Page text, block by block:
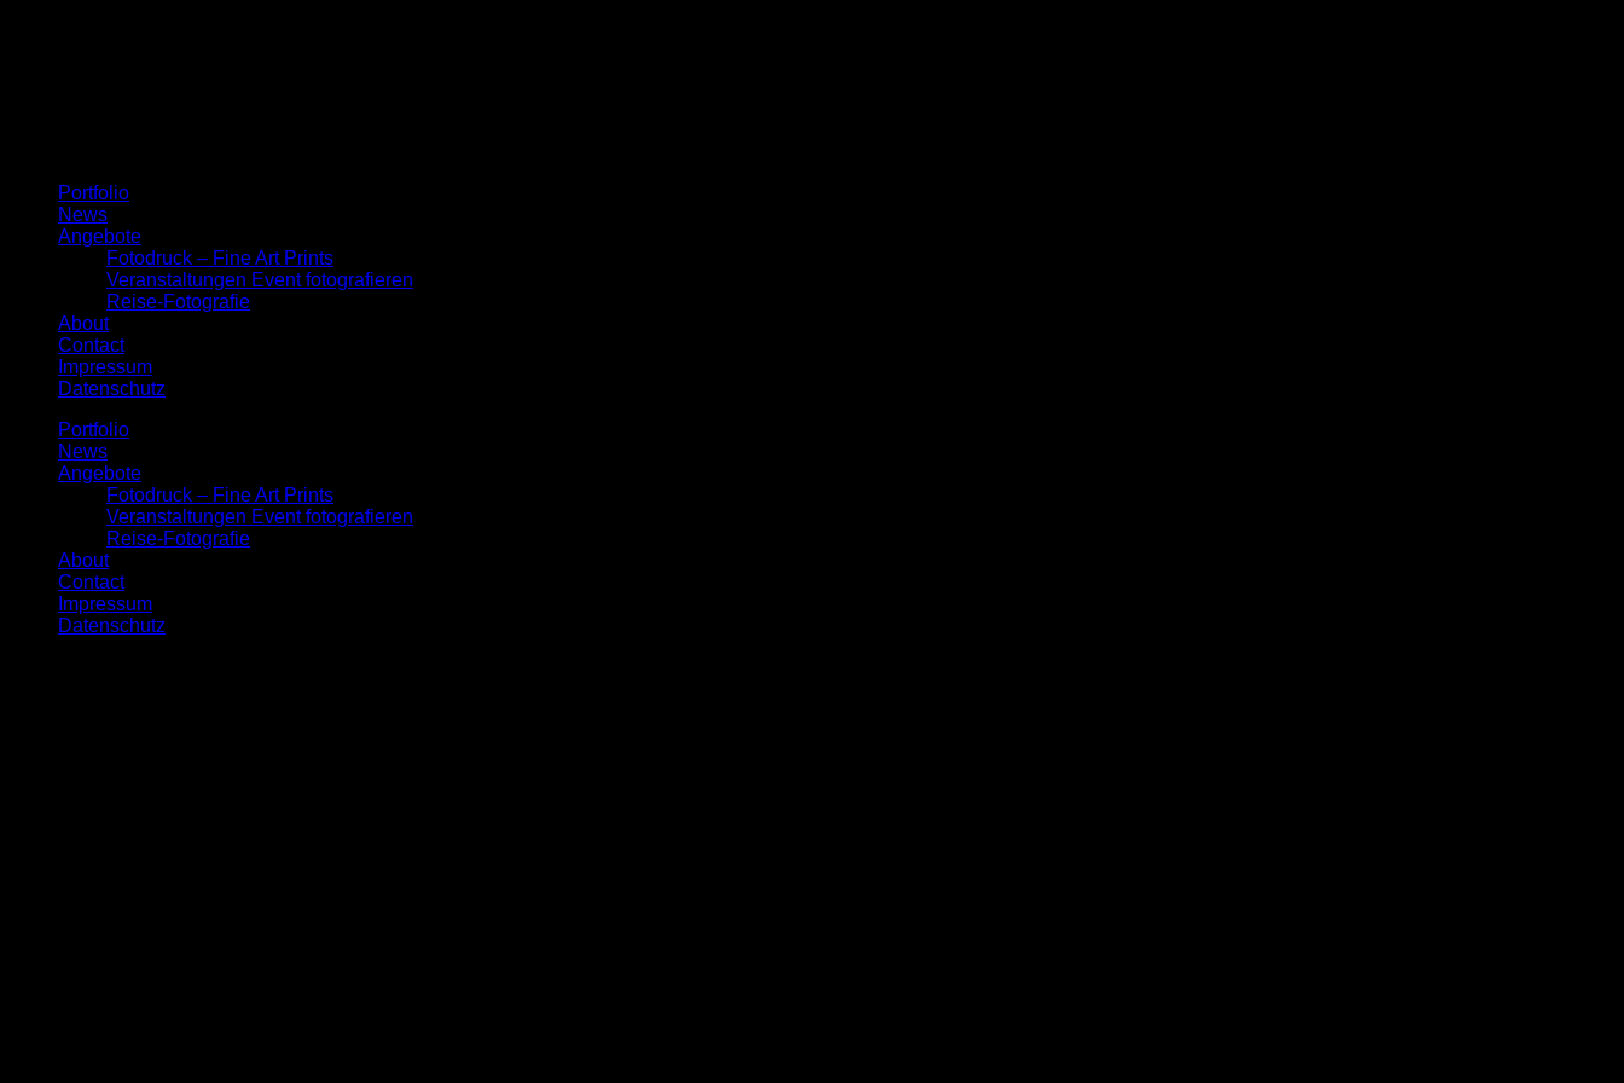
Portfolio
News
Angebote
Fotodruck – Fine Art Prints
Veranstaltungen Event fotografieren
Reise-Fotografie
About
Contact
Impressum
Datenschutz
Portfolio
News
Angebote
Fotodruck – Fine Art Prints
Veranstaltungen Event fotografieren
Reise-Fotografie
About
Contact
Impressum
Datenschutz